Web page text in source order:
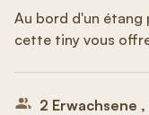
Au bord d'un étang
cette tiny vous
2 Erwachsene ,